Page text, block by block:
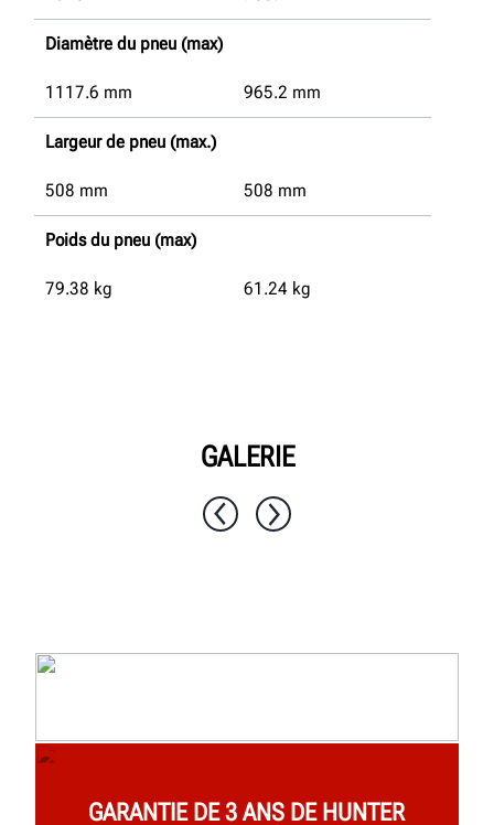
Diamètre du pneu (max)
1117.6 mm 965.2 mm
Largeur de pneu (max.)
508 mm 508 mm
Poids du pneu (max)
79.38 kg 61.24 kg
GALERIE
GARANTIE DE 3 ANS DE HUNTER